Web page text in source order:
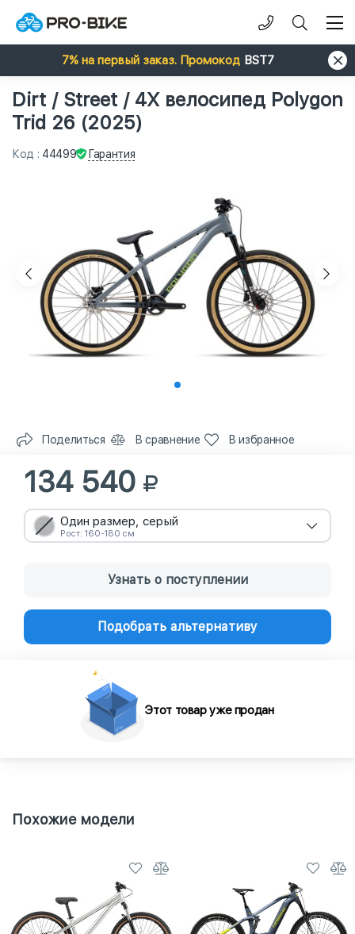
7% на первый заказ. Промокод BST7
Dirt / Street / 4X велосипед Polygon
Trid 26 (2025)
Код : 44499 Гарантия
Поделиться В сравнение В избранное
134 540
Один размер, серый
Рост: 160-180 см
Узнать о поступлении
Подобрать альтернативу
Этот товар уже продан
Похожие модели